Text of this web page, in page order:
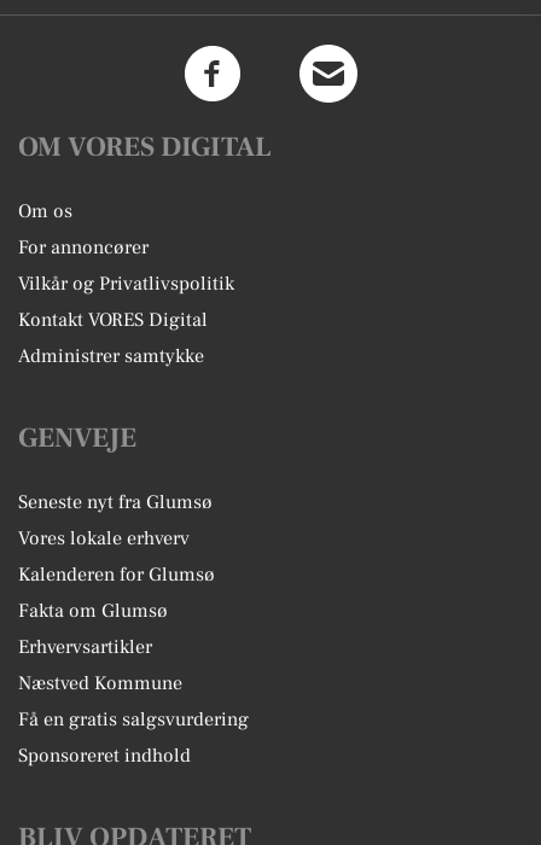
OM VORES DIGITAL
Om os
For annoncører
Vilkår og Privatlivspolitik
Kontakt VORES Digital
Administrer samtykke
GENVEJE
Seneste nyt fra Glumsø
Vores lokale erhverv
Kalenderen for Glumsø
Fakta om Glumsø
Erhvervsartikler
Næstved Kommune
Få en gratis salgsvurdering
Sponsoreret indhold
BLIV OPDATERET